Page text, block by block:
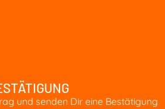
und senden Dir eine Bestätigung